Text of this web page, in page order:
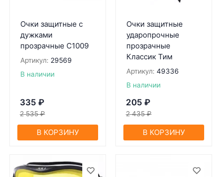
Очки защитные с
дужками
прозрачные С1009
Артикул: 29569
В наличии
335 ₽
2 535 ₽
В КОРЗИНУ
Очки защитные
ударопрочные
прозрачные
Классик Тим
Артикул: 49336
В наличии
205 ₽
2 435 ₽
В КОРЗИНУ